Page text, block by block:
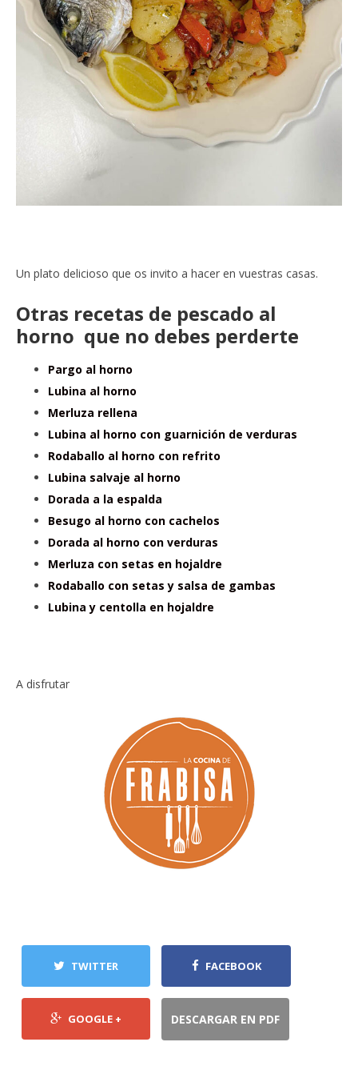
Un plato delicioso que os invito a hacer en vuestras casas.
Otras recetas de pescado al
horno que no debes perderte
Pargo al horno
Lubina al horno
Merluza rellena
Lubina al horno con guarnición de verduras
Rodaballo al horno con refrito
Lubina salvaje al horno
Dorada a la espalda
Besugo al horno con cachelos
Dorada al horno con verduras
Merluza con setas en hojaldre
Rodaballo con setas y salsa de gambas
Lubina y centolla en hojaldre
A disfrutar
TWITTER FACEBOOK
GOOGLE + DESCARGAR EN PDF